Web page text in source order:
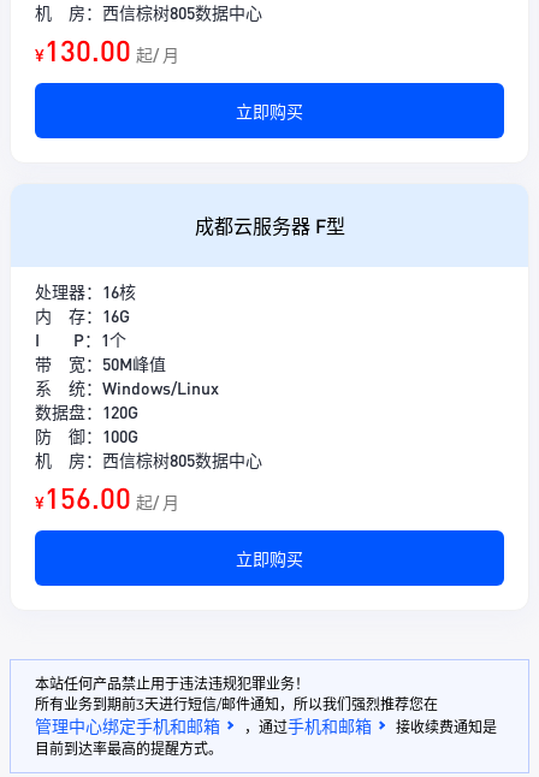
机 房：西信棕树805数据中心
¥130.00 起/ 月
立即购买
成都云服务器 F型
处理器：16核
内 存：16G
I P：1个
带 宽：50M峰值
系 统：Windows/Linux
数据盘：120G
防 御：100G
机 房：西信棕树805数据中心
¥156.00 起/ 月
立即购买
本站任何产品禁止用于违法违规犯罪业务！
所有业务到期前3天进行短信/邮件通知，所以我们强烈推荐您在
管理中心绑定手机和邮箱 ，通过手机和邮箱
接收续费通知是
目前到达率最高的提醒方式。